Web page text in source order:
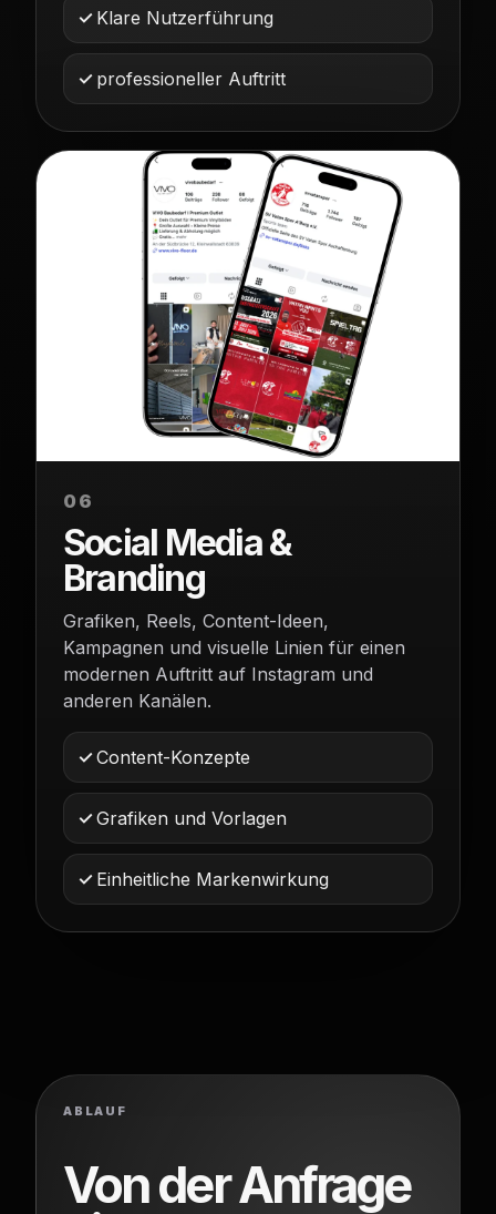
Klare Nutzerführung
professioneller Auftritt
06
Social Media &
Branding
Grafiken, Reels, Content-Ideen,
Kampagnen und visuelle Linien für einen
modernen Auftritt auf Instagram und
anderen Kanälen.
Content-Konzepte
Grafiken und Vorlagen
Einheitliche Markenwirkung
ABLAUF
Von der Anfrage